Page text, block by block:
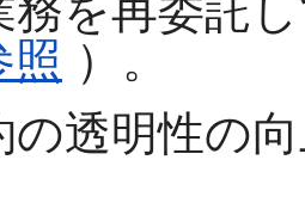
務を再委託
照 ）。
透明性の向